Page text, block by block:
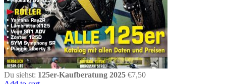
Du siehst: 125er-Kaufberatung 2025 €7,50